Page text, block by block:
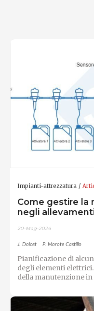
Impianti-attrezzatura
Come gestire la
negli
20-Mag-2024
J. Dolcet P. Morote Castillo
Pianificazione di
degli elementi
della manutenzione in